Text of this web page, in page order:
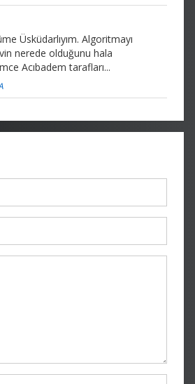
Üsküdarlıyım. Algoritmayı
nerede olduğunu hala
Acıbadem tarafları...